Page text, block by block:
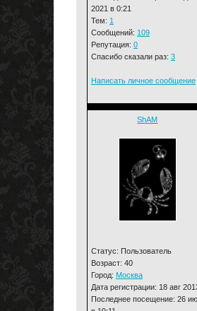
2021 в 0:21
Тем: 1
Сообщений: 109
Репутация: 0
Спасибо сказали раз: 3
Написать личное сообщение
ShAM
Статус: Пользователь
Возраст: 40
Город: Москва
Дата регистрации: 18 авг
Последнее посещение: 26